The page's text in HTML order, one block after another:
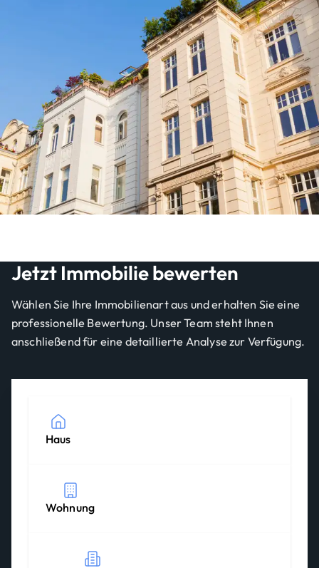
Jetzt Immobilie bewerten
Wählen Sie Ihre Immobilienart aus und erhalten Sie eine
professionelle Bewertung. Unser Team steht Ihnen
anschließend für eine detaillierte Analyse zur Verfügung.
Haus
Wohnung